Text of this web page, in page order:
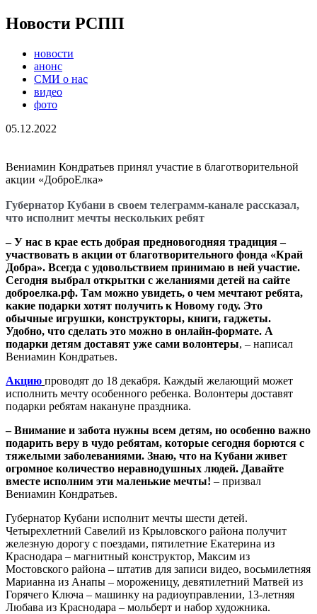
Новости РСПП
новости
анонс
СМИ о нас
видео
фото
05.12.2022
Вениамин Кондратьев принял участие в благотворительной
акции «ДоброЕлка»
Губернатор Кубани в своем телеграмм-канале рассказал,
что исполнит мечты нескольких ребят
– У нас в крае есть добрая предновогодняя традиция –
участвовать в акции от благотворительного фонда «Край
Добра». Всегда с удовольствием принимаю в ней участие.
Сегодня выбрал открытки с желаниями детей на сайте
доброелка.рф. Там можно увидеть, о чем мечтают ребята,
какие подарки хотят получить к Новому году. Это
обычные игрушки, конструкторы, книги, гаджеты.
Удобно, что сделать это можно в онлайн-формате. А
подарки детям доставят уже сами волонтеры, – написал
Вениамин Кондратьев.
Акцию проводят до 18 декабря. Каждый желающий может
исполнить мечту особенного ребенка. Волонтеры доставят
подарки ребятам накануне праздника.
– Внимание и забота нужны всем детям, но особенно важно
подарить веру в чудо ребятам, которые сегодня борются с
тяжелыми заболеваниями. Знаю, что на Кубани живет
огромное количество неравнодушных людей. Давайте
вместе исполним эти маленькие мечты! – призвал
Вениамин Кондратьев.
Губернатор Кубани исполнит мечты шести детей.
Четырехлетний Савелий из Крыловского района получит
железную дорогу с поездами, пятилетние Екатерина из
Краснодара – магнитный конструктор, Максим из
Мостовского района – штатив для записи видео, восьмилетняя
Марианна из Анапы – мороженицу, девятилетний Матвей из
Горячего Ключа – машинку на радиоуправлении, 13-летняя
Любава из Краснодара – мольберт и набор художника.